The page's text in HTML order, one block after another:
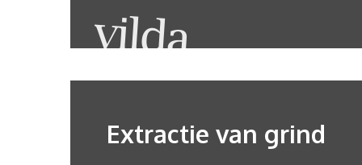
Extractie van grind